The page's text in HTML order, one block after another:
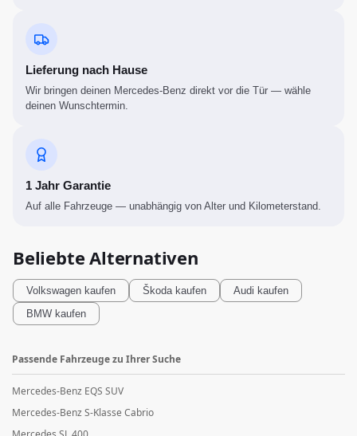
Lieferung nach Hause
Wir bringen deinen Mercedes-Benz direkt vor die Tür — wähle
deinen Wunschtermin.
1 Jahr Garantie
Auf alle Fahrzeuge — unabhängig von Alter und Kilometerstand.
Beliebte Alternativen
Volkswagen kaufen Škoda kaufen Audi kaufen
BMW kaufen
Passende Fahrzeuge zu Ihrer Suche
Mercedes-Benz EQS SUV
Mercedes-Benz S-Klasse Cabrio